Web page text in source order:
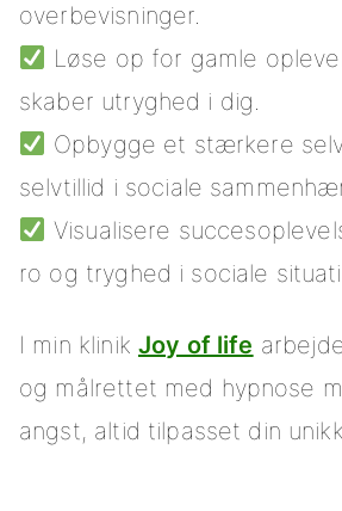
overbevisninger.
Løse op for gamle
skaber utryghed i dig.
Opbygge et stærkere
selvtillid i sociale
Visualisere
ro og tryghed i sociale
I min klinik Joy of life
og målrettet med hypnose
angst, altid tilpasset din